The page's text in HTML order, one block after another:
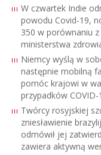
W czwartek Indie
powodu Covid-19,
350 w porównaniu
ministerstwa
Niemcy wyślą w
następnie mobilną
pomóc krajowi w
przypadków
Twórcy rosyjskiej
zniesławienie
odmówił jej
zawiera aktywną